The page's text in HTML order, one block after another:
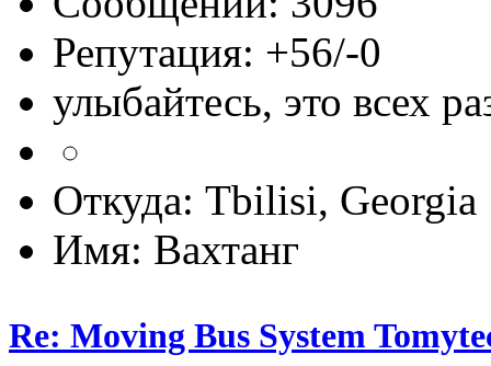
Репутация: +56/-0
улыбайтесь, это всех
Откуда: Tbilisi, Georgia
Имя: Вахтанг
Re: Moving Bus System